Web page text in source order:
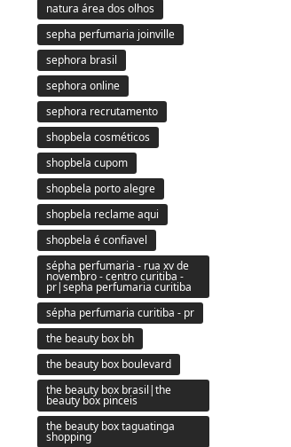
natura área dos olhos
sepha perfumaria joinville
sephora brasil
sephora online
sephora recrutamento
shopbela cosméticos
shopbela cupom
shopbela porto alegre
shopbela reclame aqui
shopbela é confiavel
sépha perfumaria - rua xv de
novembro - centro curitiba -
pr|sepha perfumaria curitiba
sépha perfumaria curitiba - pr
the beauty box bh
the beauty box boulevard
the beauty box brasil|the
beauty box pinceis
the beauty box taguatinga
shopping